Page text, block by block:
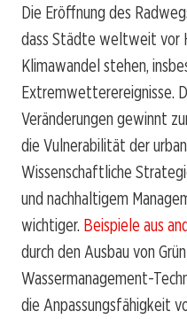
Die Eröffnung des
dass Städte weltweit vor
Klimawandel stehen,
Extremwetterereignisse.
Veränderungen gewinnt
die Vulnerabilität der
Wissenschaftliche
und nachhaltigem
wichtiger. Beispiele aus
durch den Ausbau von
Wassermanagement-
die Anpassungsfähigkeit